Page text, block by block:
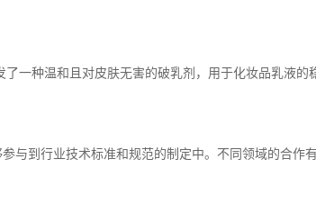
一种温和且对皮肤无害的破乳剂，用于化妆品乳液的
与到行业技术标准和规范的制定中。不同领域的合作